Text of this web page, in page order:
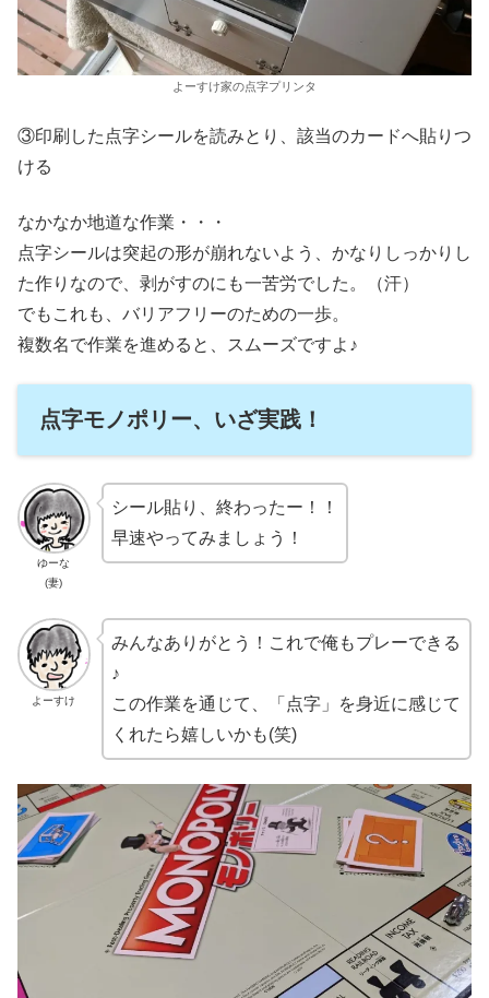
よーすけ家の点字プリンタ
③印刷した点字シールを読みとり、該当のカードへ貼りつ
ける
なかなか地道な作業・・・
点字シールは突起の形が崩れないよう、かなりしっかりし
た作りなので、剥がすのにも一苦労でした。（汗）
でもこれも、バリアフリーのための一歩。
複数名で作業を進めると、スムーズですよ♪
点字モノポリー、いざ実践！
ゆーな
(妻)
シール貼り、終わったー！！
早速やってみましょう！
よーすけ
みんなありがとう！これで俺もプレーできる
♪
この作業を通じて、「点字」を身近に感じて
くれたら嬉しいかも(笑)